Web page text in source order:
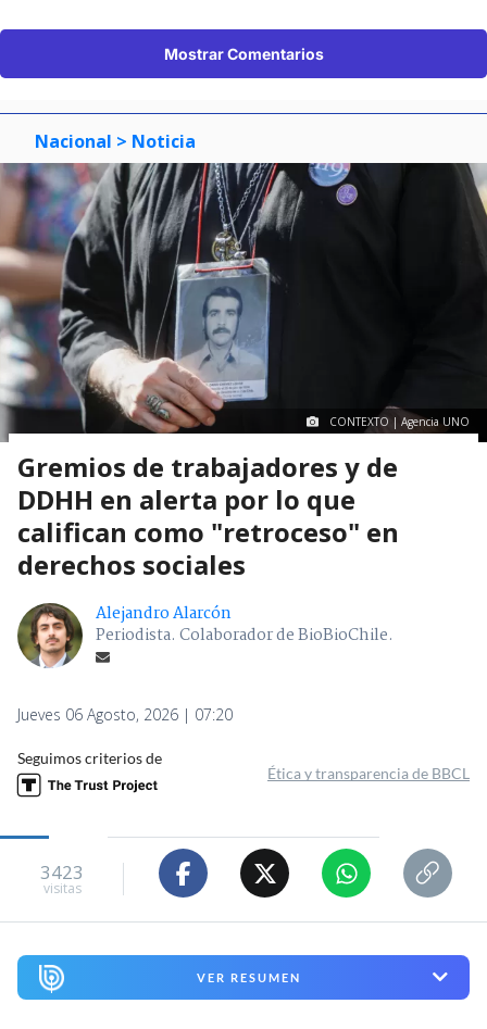
Mostrar Comentarios
Nacional > Noticia
CONTEXTO | Agencia UNO
Gremios de trabajadores y de
DDHH en alerta por lo que
califican como "retroceso" en
derechos sociales
Alejandro Alarcón
Periodista. Colaborador de BioBioChile.
Jueves 06 Agosto, 2026 | 07:20
Seguimos criterios de
Ética y transparencia de BBCL
3423
visitas
VER RESUMEN